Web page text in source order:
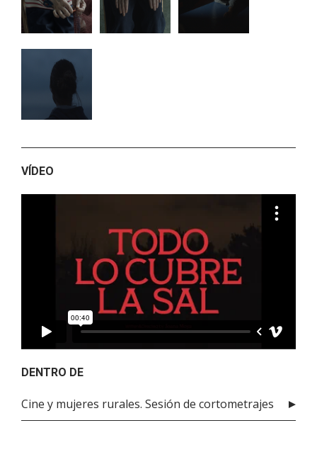
VÍDEO
DENTRO DE
Cine y mujeres rurales. Sesión de cortometrajes